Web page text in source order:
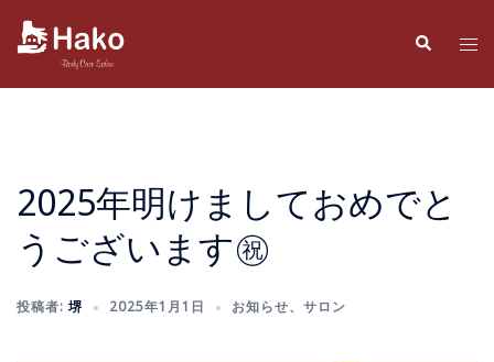
検
索
ト
2025年明けましておめでと
うございます㊗️
投稿者: 堺 2025年1月1日 お知らせ、 サロン